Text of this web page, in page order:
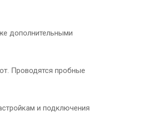
дополнительными
Проводятся пробные
и подключения